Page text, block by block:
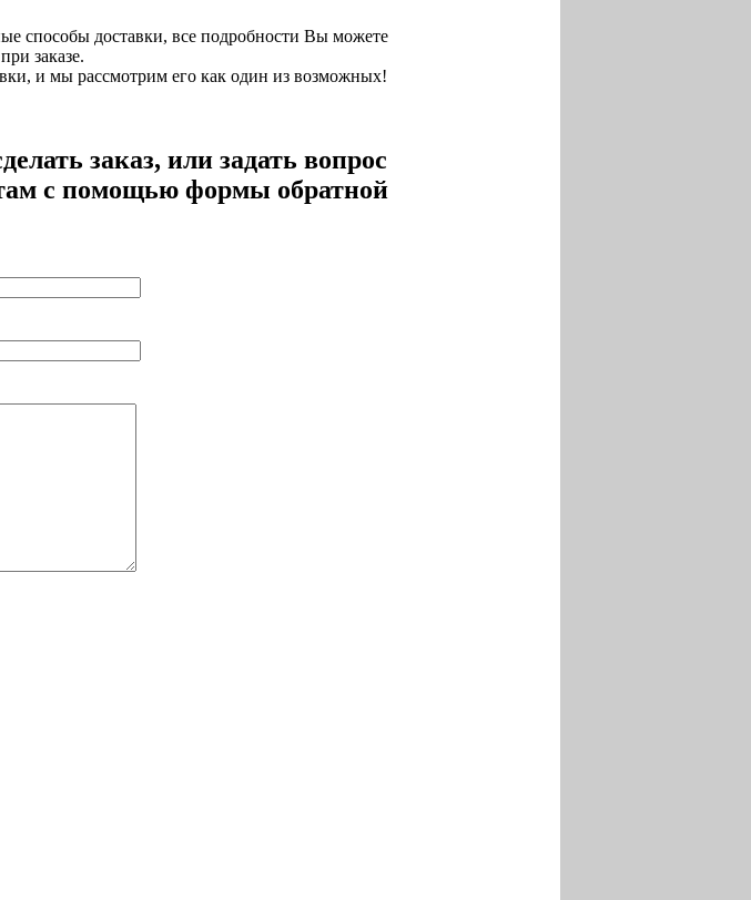
способы доставки, все подробности Вы можете
заказе.
и мы рассмотрим его как один из возможных!
заказ, или задать вопрос
с помощью формы обратной